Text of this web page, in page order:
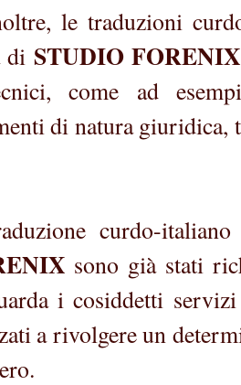
le traduzioni
di STUDIO FORENIX
come ad
di natura giuridica,
curdo-
sono già stati
i cosiddetti
a rivolgere un